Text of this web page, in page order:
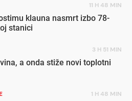
11 H 48 MIN
klauna nasmrt izbo 78-
stanici
3 H 51 MIN
a onda stiže novi toplotni
1 H 48 MIN